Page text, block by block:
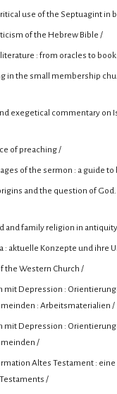
use of the Septuagint in
of the Hebrew Bible /
: from oracles to
in the small membership
exegetical commentary on
of preaching /
of the sermon : a guide
and the question of God.
and family religion in
: aktuelle Konzepte und ihre
the Western Church /
mit Depression :
: Arbeitsmaterialien /
mit Depression :
/
Altes Testament :
/